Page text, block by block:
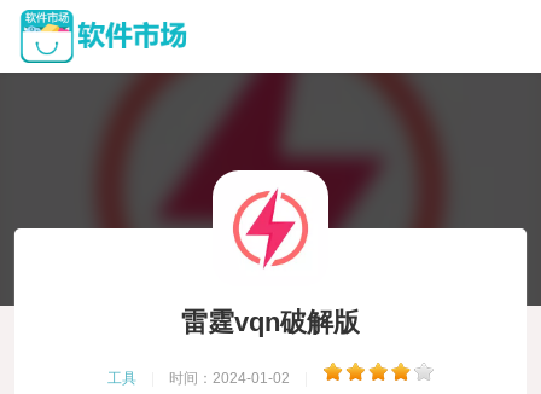
雷霆vqn破解版
工具 时间：2024-01-02